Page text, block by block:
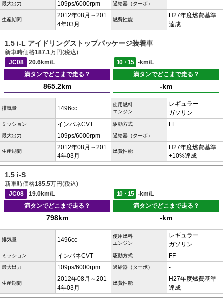
最大出力 109ps/6000rpm 過給器（ターボ） -
生産期間
2012年08月～201
4年03月
燃費性能
H27年度燃費基準
達成
1.5 i-L アイドリングストップパッケージ装着車
新車時価格187.1万円(税込)
JC08
20.6km/L 10・15
-km/L
満タンでどこまで走る？
865.2km
満タンでどこまで走る？
-km
排気量 1496cc
使用燃料
エンジン
レギュラー
ガソリン
ミッション インパネCVT 駆動方式 FF
最大出力 109ps/6000rpm 過給器（ターボ） -
生産期間
2012年08月～201
4年03月
燃費性能
H27年度燃費基準
+10%達成
1.5 i-S
新車時価格185.5万円(税込)
JC08
19.0km/L 10・15
-km/L
満タンでどこまで走る？
798km
満タンでどこまで走る？
-km
排気量 1496cc
使用燃料
エンジン
レギュラー
ガソリン
ミッション インパネCVT 駆動方式 FF
最大出力 109ps/6000rpm 過給器（ターボ） -
生産期間
2012年08月～201
4年03月
燃費性能
H27年度燃費基準
達成